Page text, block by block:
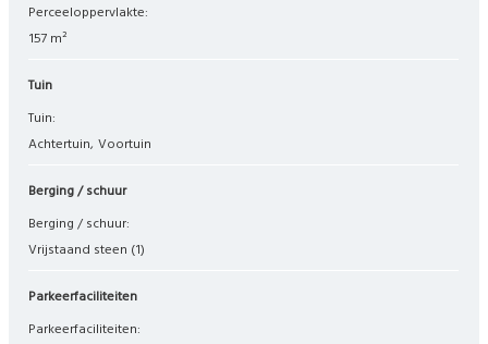
Perceeloppervlakte:
157 m²
Tuin
Tuin:
Achtertuin Voortuin
Berging / schuur
Berging / schuur:
Vrijstaand steen (1)
Parkeerfaciliteiten
Parkeerfaciliteiten: